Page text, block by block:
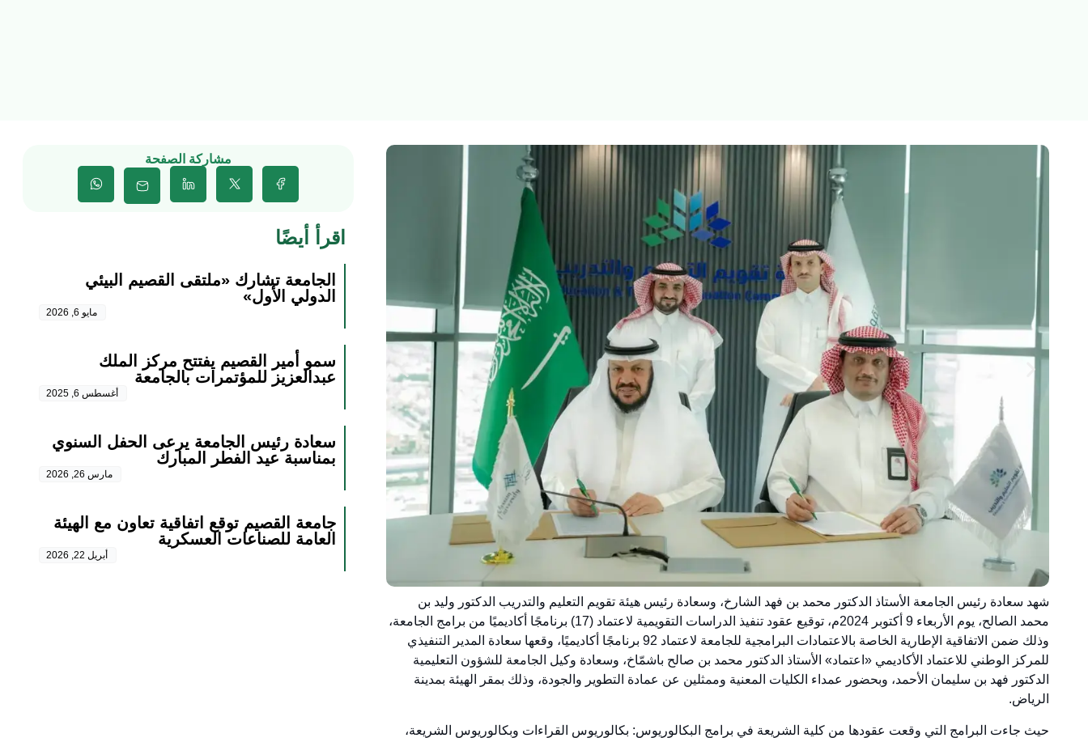
شهد سعادة رئيس الجامعة الأستاذ الدكتور محمد بن فهد الشارخ، وسعادة رئيس هيئة تقويم التعليم والتدريب الدكتور وليد بن
محمد الصالح، يوم الأربعاء 9 أكتوبر 2024م، توقيع عقود تنفيذ الدراسات التقويمية لاعتماد (17) برنامجًا أكاديميًا من برامج الجامعة،
وذلك ضمن الاتفاقية الإطارية الخاصة بالاعتمادات البرامجية للجامعة لاعتماد 92 برنامجًا أكاديميًا، وقعها سعادة المدير التنفيذي
للمركز الوطني للاعتماد الأكاديمي «اعتماد» الأستاذ الدكتور محمد بن صالح باشمّاخ، وسعادة وكيل الجامعة للشؤون التعليمية
الدكتور فهد بن سليمان الأحمد، وبحضور عمداء الكليات المعنية وممثلين عن عمادة التطوير والجودة، وذلك بمقر الهيئة بمدينة
الرياض.
حيث جاءت البرامج التي وقعت عقودها من كلية الشريعة في برامج البكالوريوس: بكالوريوس القراءات وبكالوريوس الشريعة،
مشاركة الصفحة
اقرأ أيضًا
الجامعة تشارك «ملتقى القصيم البيئي
الدولي الأول»
مايو 6, 2026
سمو أمير القصيم يفتتح مركز الملك
عبدالعزيز للمؤتمرات بالجامعة
أغسطس 6, 2025
سعادة رئيس الجامعة يرعى الحفل السنوي
بمناسبة عيد الفطر المبارك
مارس 26, 2026
جامعة القصيم توقع اتفاقية تعاون مع الهيئة
العامة للصناعات العسكرية
أبريل 22, 2026